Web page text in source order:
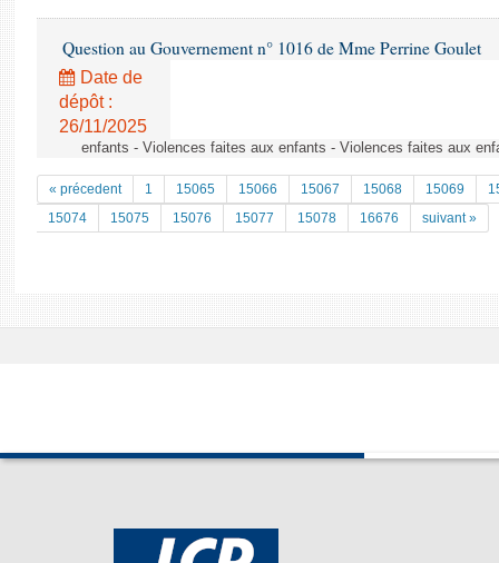
Question au Gouvernement n° 1016 de Mme Perrine Goulet
Date de
dépôt :
26/11/2025
enfants - Violences faites aux enfants - Violences faites aux
« précedent 1 15065 15066 15067 15068 15069
15074
15075 15076 15077 15078 16676 suivant »